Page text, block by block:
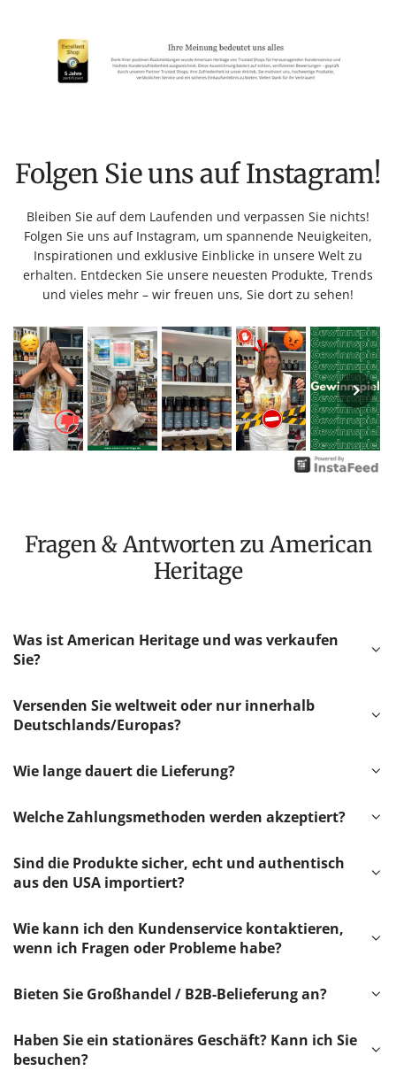
Folgen Sie uns auf Instagram!
Bleiben Sie auf dem Laufenden und verpassen Sie nichts!
Folgen Sie uns auf Instagram, um spannende Neuigkeiten,
Inspirationen und exklusive Einblicke in unsere Welt zu
erhalten. Entdecken Sie unsere neuesten Produkte, Trends
und vieles mehr – wir freuen uns, Sie dort zu sehen!
Fragen & Antworten zu American
Heritage
Was ist American Heritage und was verkaufen
Sie?
Versenden Sie weltweit oder nur innerhalb
Deutschlands/Europas?
Wie lange dauert die Lieferung?
Welche Zahlungsmethoden werden akzeptiert?
Sind die Produkte sicher, echt und authentisch
aus den USA importiert?
Wie kann ich den Kundenservice kontaktieren,
wenn ich Fragen oder Probleme habe?
Bieten Sie Großhandel / B2B-Belieferung an?
Haben Sie ein stationäres Geschäft? Kann ich Sie
besuchen?